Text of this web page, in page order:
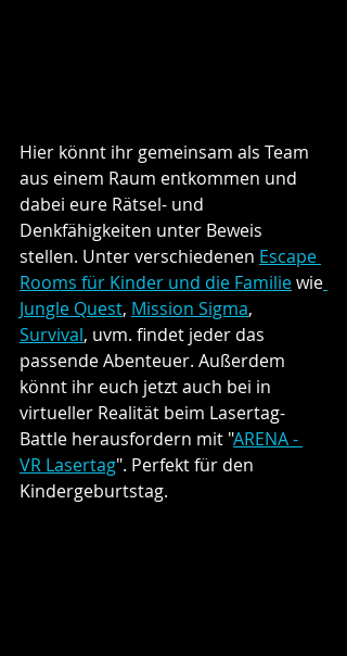
Hier könnt ihr gemeinsam als Team
aus einem Raum entkommen und
dabei eure Rätsel- und
Denkfähigkeiten unter Beweis
stellen. Unter verschiedenen Escape
Rooms für Kinder und die Familie wie
Jungle Quest, Mission Sigma,
Survival, uvm. findet jeder das
passende Abenteuer. Außerdem
könnt ihr euch jetzt auch bei in
virtueller Realität beim Lasertag-
Battle herausfordern mit "ARENA -
VR Lasertag". Perfekt für den
Kindergeburtstag.